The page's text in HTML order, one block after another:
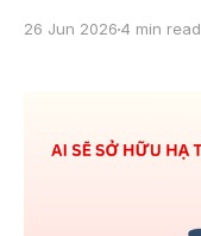
26 Jun 2026 4 min read